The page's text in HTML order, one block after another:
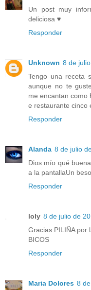
Un post muy
deliciosa ♥
Responder
Unknown 8 de
Tengo una receta
aunque no te
me encantan como
e restaurante cinco
Responder
Alanda 8 de julio
Dios mío qué
a la pantallaUn beso
Responder
loly 8 de julio de
Gracias PILIÑA por
BICOS
Responder
Maria Dolores 8